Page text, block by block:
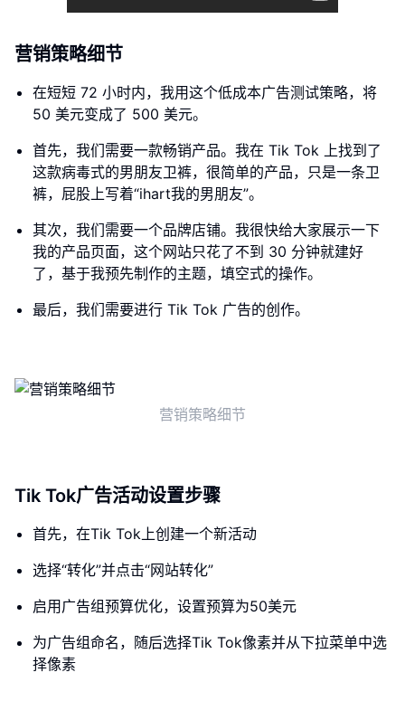
营销策略细节
在短短 72 小时内，我用这个低成本广告测试策略，将
50 美元变成了 500 美元。
首先，我们需要一款畅销产品。我在 Tik Tok 上找到了
这款病毒式的男朋友卫裤，很简单的产品，只是一条卫
裤，屁股上写着“ihart我的男朋友”。
其次，我们需要一个品牌店铺。我很快给大家展示一下
我的产品页面，这个网站只花了不到 30 分钟就建好
了，基于我预先制作的主题，填空式的操作。
最后，我们需要进行 Tik Tok 广告的创作。
营销策略细节
Tik Tok广告活动设置步骤
首先，在Tik Tok上创建一个新活动
选择“转化”并点击“网站转化”
启用广告组预算优化，设置预算为50美元
为广告组命名，随后选择Tik Tok像素并从下拉菜单中选
择像素